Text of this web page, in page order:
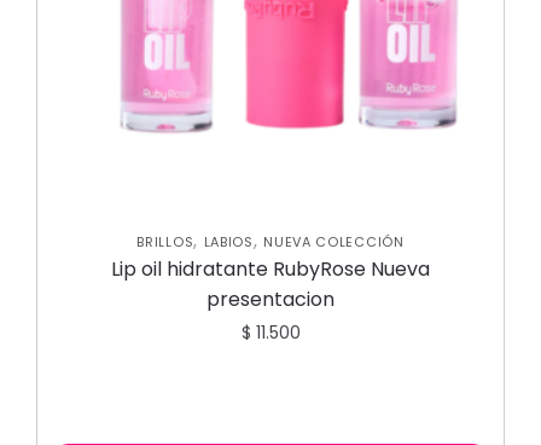
BRILLOS, LABIOS, NUEVA COLECCIÓN
Lip oil hidratante RubyRose Nueva
presentacion
$ 11.500